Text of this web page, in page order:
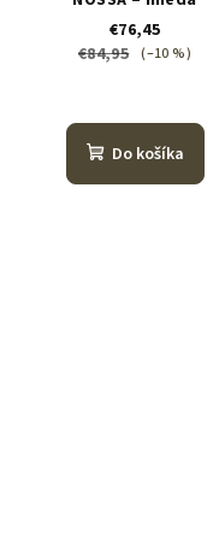
€76,45
€84,95 (–10 %)
Do košíka